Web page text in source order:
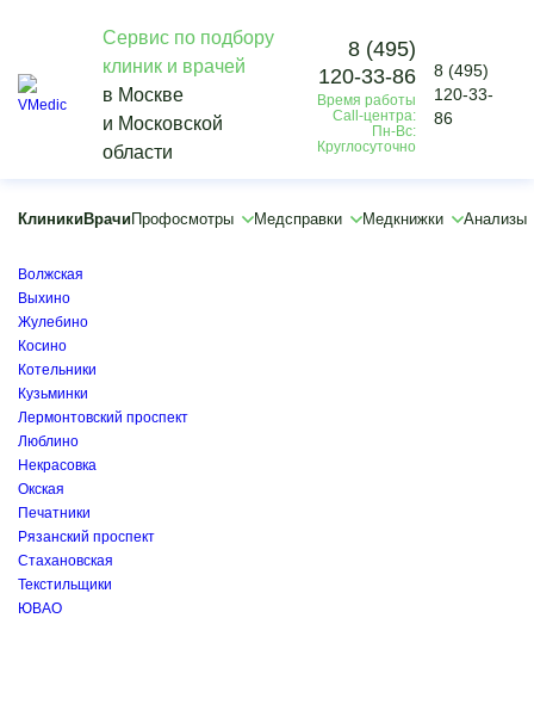
Сервис по подбору
клиник и врачей
в Москве
и Московской
области
8 (495)
120-33-86
Время работы
Call-центра:
Пн-Вс:
Круглосуточно
8 (495)
120-33-
86
Клиники Врачи Профосмотры Медсправки Медкнижки Анализы
Vmedic
Врачи
Гинеколог-эндокринолог
Братиславская
Волжская
Выхино
Жулебино
Косино
Котельники
Кузьминки
Лермонтовский проспект
Люблино
Некрасовка
Окская
Печатники
Рязанский проспект
Стахановская
Текстильщики
ЮВАО